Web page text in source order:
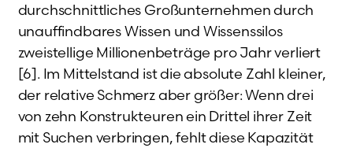
durchschnittliches Großunternehmen durch
unauffindbares Wissen und Wissenssilos
zweistellige Millionenbeträge pro Jahr verliert
[6]. Im Mittelstand ist die absolute Zahl kleiner,
der relative Schmerz aber größer: Wenn drei
von zehn Konstrukteuren ein Drittel ihrer Zeit
mit Suchen verbringen, fehlt diese Kapazität